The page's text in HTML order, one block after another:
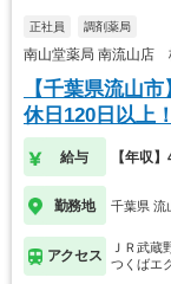
正社員 調剤薬局
南山堂薬局 南流山店
【千葉県流山
休日120日以上
給与 【年収
勤務地 千葉県 流
アクセス
ＪＲ武蔵
つくばエ